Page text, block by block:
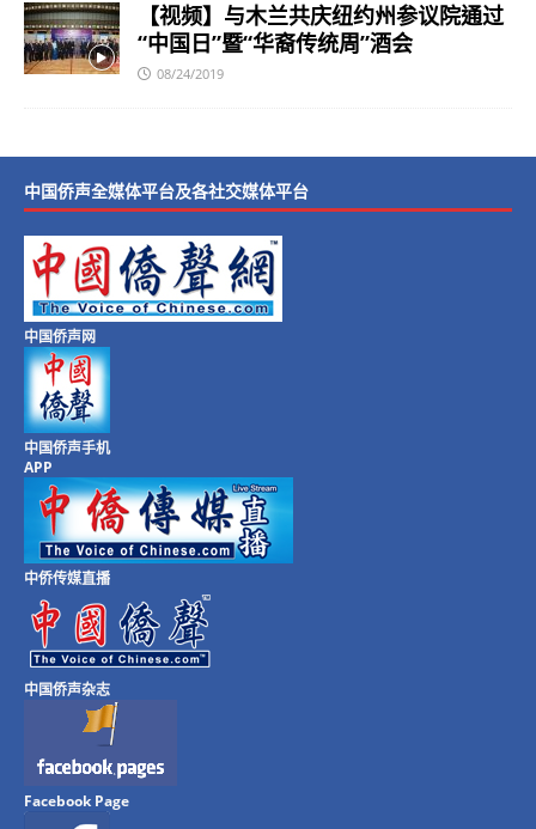
【视频】与木兰共庆纽约州参议院通过
“中国日”暨“华裔传统周”酒会
08/24/2019
中国侨声全媒体平台及各社交媒体平台
中国侨声网
中国侨声手机
APP
中侨传媒直播
中国侨声杂志
Facebook Page